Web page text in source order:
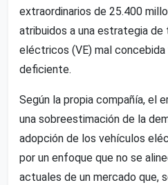
extraordinarios de 25.400
atribuidos a una estrategia de
eléctricos (VE) mal
deficiente.
Según la propia compañía, el
una sobreestimación de la
adopción de los vehículos
por un enfoque que no se
actuales de un mercado que,